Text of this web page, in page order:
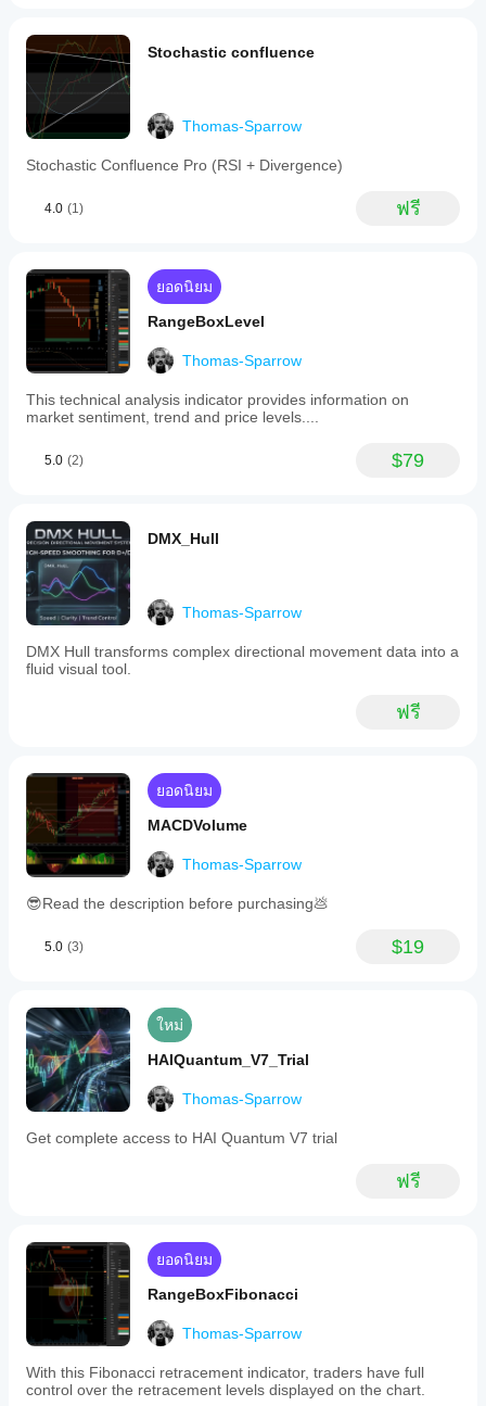
OrderPrice: https://ctrader.com/products/397
TSPivot:
https://ctrader.com/products/544
Session One:
https://ctrader.com/products/1496
https://ctrader.com/products/653
เพิ่มเติมที่ https://quantumtradingedge.web.app/
หลาย
แก้ไข
พารามิเตอร์เพื่อ
ปรับอินดิเค
เตอร์ให้เหมาะ
กับกลยุทธ์ของ
คุณ
Stochastic confluence
Thomas-Sparrow
Stochastic Confluence Pro (RSI + Divergence)
4.0 (1) ฟรี
ยอดนิยม
RangeBoxLevel
Thomas-Sparrow
This technical analysis indicator provides information on
market sentiment, trend and price levels....
5.0 (2) $79
DMX_Hull
Thomas-Sparrow
DMX Hull transforms complex directional movement data into a
fluid visual tool.
ฟรี
ยอดนิยม
MACDVolume
Thomas-Sparrow
😎Read the description before purchasing💩
5.0 (3) $19
ใหม่
HAIQuantum_V7_Trial
Thomas-Sparrow
Get complete access to HAI Quantum V7 trial
ฟรี
ยอดนิยม
RangeBoxFibonacci
Thomas-Sparrow
With this Fibonacci retracement indicator, traders have full
control over the retracement levels displayed on the chart.